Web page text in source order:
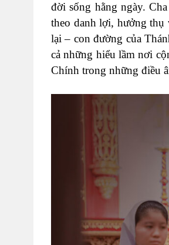
đời sống hằng ngày.
theo danh lợi, hưởng
lại – con đường của
cả những hiểu lầm nơi
Chính trong những điều